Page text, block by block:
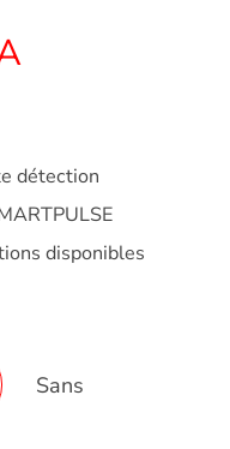
détection
disponibles
Sans